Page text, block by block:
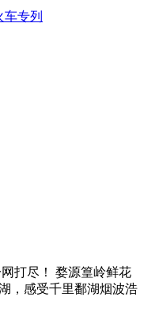
车专列
打尽！ 婺源篁岭鲜花
，感受千里鄱湖烟波浩